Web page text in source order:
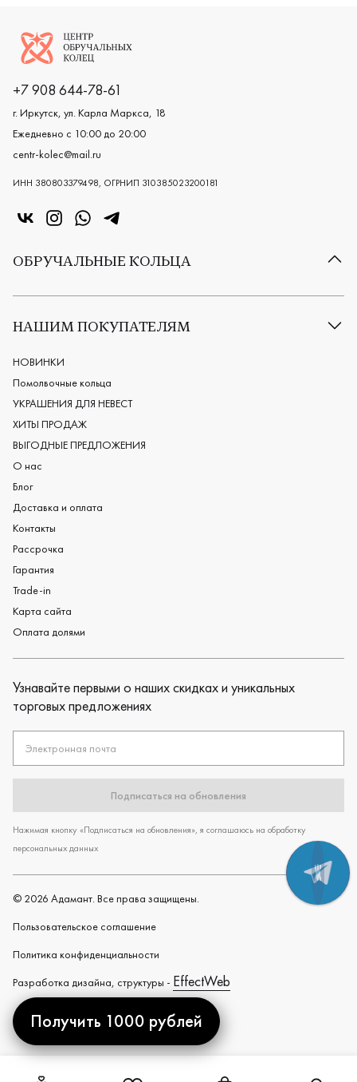
Логотип компании
+7 908 644-78-61
г. Иркутск, ул. Карла Маркса, 18
Ежедневно с 10:00 до 20:00
centr-kolec@mail.ru
ИНН 380803379498, ОГРНИП 310385023200181
«Центр колец» в VK
«Центр колец» в Instagram
«Центр колец» в Whatsapp
«Центр колец» в Telegram
ОБРУЧАЛЬНЫЕ КОЛЬЦА
Все обручальные кольца
Европейские обручальные кольца
Мужские обручальные кольца
Женские обручальные кольца
Обручальные кольца из платины
Дизайнерские обручальные кольца
Черные обручальные кольца
НАШИМ ПОКУПАТЕЛЯМ
НОВИНКИ
Помолвочные кольца
УКРАШЕНИЯ ДЛЯ НЕВЕСТ
ХИТЫ ПРОДАЖ
ВЫГОДНЫЕ ПРЕДЛОЖЕНИЯ
О нас
Блог
Доставка и оплата
Контакты
Рассрочка
Гарантия
Trade-in
Карта сайта
Оплата долями
Узнавайте первыми о наших скидках и уникальных
торговых предложениях
Электронная почта
Подписаться на обновления
Нажимая кнопку «Подписаться на обновления», я соглашаюсь на обработку
персональных данных
© 2026 Адамант. Все права защищены.
Пользовательское cоглашение
Политика конфиденциальности
Разработка дизайна, структуры - EffectWeb
Created by
Получить 1000 рублей